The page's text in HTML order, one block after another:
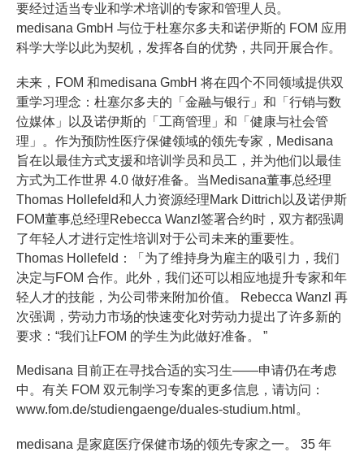
要经过适当专业和学术培训的专家和管理人员。
medisana GmbH 与位于杜塞尔多夫和诺伊斯的 FOM 应用
科学大学以此为契机，发挥各自的优势，共同开展合作。
未来，FOM 和medisana GmbH 将在四个不同领域提供双
重学习理念：杜塞尔多夫的「金融与银行」和「行销与数
位媒体」以及诺伊斯的「工商管理」和「健康与社会管
理」。作为预防性医疗保健领域的领先专家，Medisana
旨在以最佳方式支援和培训学员和员工，并为他们以最佳
方式为工作世界 4.0 做好准备。当Medisana董事总经理
Thomas Hollefeld和人力资源经理Mark Dittrich以及诺伊斯
FOM董事总经理Rebecca Wanzl签署合约时，双方都强调
了年轻人才进行定性培训对于公司未来的重要性。
Thomas Hollefeld：「为了维持身为雇主的吸引力，我们
决定与FOM 合作。此外，我们还可以相应地提升专家和年
轻人才的技能，为公司带来附加价值。 Rebecca Wanzl 再
次强调，劳动力市场的快速变化对劳动力提出了许多新的
要求：“我们让FOM 的学生为此做好准备。 ”
Medisana 目前正在寻找合适的实习生——申请仍在考虑
中。有关 FOM 双元制学习专案的更多信息，请访问：
www.fom.de/studiengaenge/duales-studium.html。
medisana 是家庭医疗保健市场的领先专家之一。 35 年